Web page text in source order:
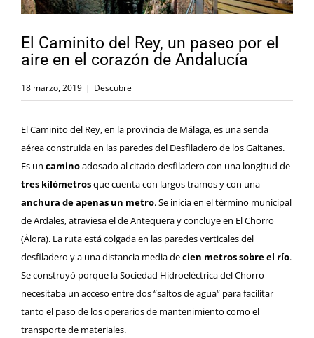
El Caminito del Rey, un paseo por el
aire en el corazón de Andalucía
18 marzo, 2019 | Descubre
El Caminito del Rey, en la provincia de Málaga, es una senda
aérea construida en las paredes del Desfiladero de los Gaitanes.
Es un caminoadosado al citado desfiladero con una longitud de
tres kilómetrosque cuenta con largos tramos y con una
anchura de apenas un metro. Se inicia en el término municipal
de Ardales, atraviesa el de Antequera y concluye en El Chorro
(Álora). La ruta está colgada en las paredes verticales del
desfiladero y a una distancia media decien metros sobre el río.
Se construyó porque la Sociedad Hidroeléctrica del Chorro
necesitaba un acceso entre dos “saltos de agua“ para facilitar
tanto el paso de los operarios de mantenimiento como el
transporte de materiales.